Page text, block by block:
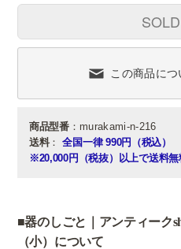
この商品に
商品型番：murakami-n-216
送料： 全国一律 990円（税込）
※20,000円（税抜）以上で送料無
■器のしごと｜アンティーク
（小）について